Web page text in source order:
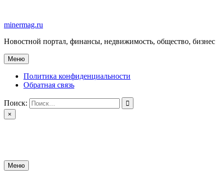
содержимому
minermag.ru
Новостной портал, финансы, недвижимость, общество, бизнес
Меню
Политика конфиденциальности
Обратная связь
Поиск:
×
Меню